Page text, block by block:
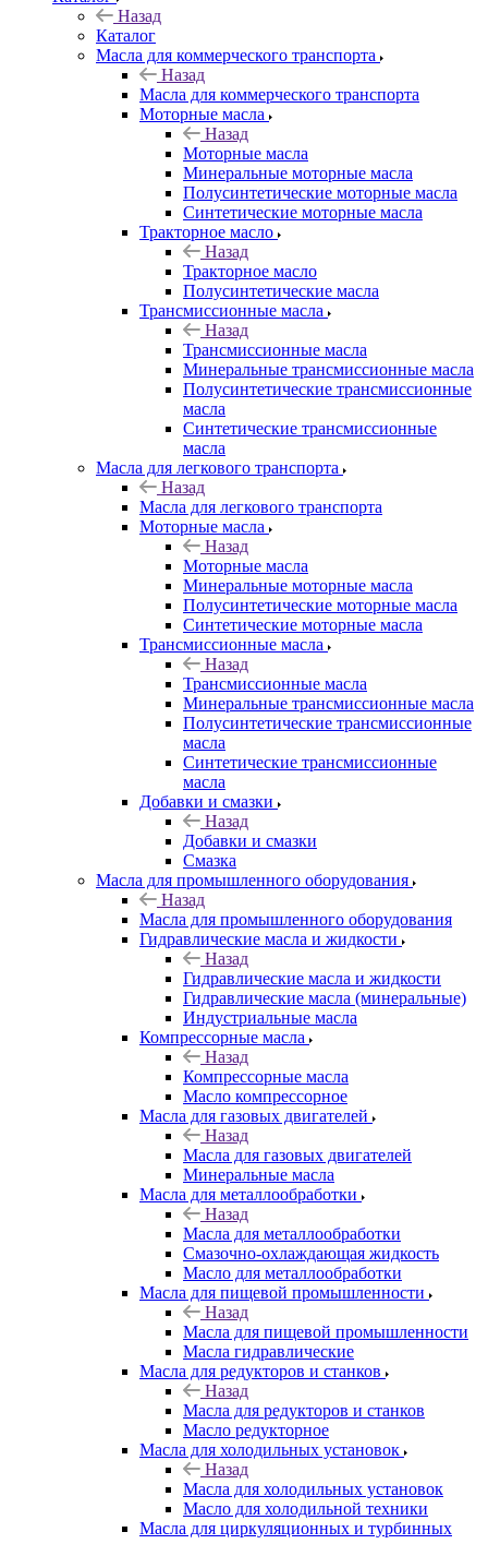
Назад
Каталог
Масла для коммерческого транспорта
Назад
Масла для коммерческого транспорта
Моторные масла
Назад
Моторные масла
Минеральные моторные масла
Полусинтетические моторные масла
Синтетические моторные масла
Тракторное масло
Назад
Тракторное масло
Полусинтетические масла
Трансмиссионные масла
Назад
Трансмиссионные масла
Минеральные трансмиссионные масла
Полусинтетические трансмиссионные
масла
Синтетические трансмиссионные
масла
Масла для легкового транспорта
Назад
Масла для легкового транспорта
Моторные масла
Назад
Моторные масла
Минеральные моторные масла
Полусинтетические моторные масла
Синтетические моторные масла
Трансмиссионные масла
Назад
Трансмиссионные масла
Минеральные трансмиссионные масла
Полусинтетические трансмиссионные
масла
Синтетические трансмиссионные
масла
Добавки и смазки
Назад
Добавки и смазки
Смазка
Масла для промышленного оборудования
Назад
Масла для промышленного оборудования
Гидравлические масла и жидкости
Назад
Гидравлические масла и жидкости
Гидравлические масла (минеральные)
Индустриальные масла
Компрессорные масла
Назад
Компрессорные масла
Масло компрессорное
Масла для газовых двигателей
Назад
Масла для газовых двигателей
Минеральные масла
Масла для металлообработки
Назад
Масла для металлообработки
Смазочно-охлаждающая жидкость
Масло для металлообработки
Масла для пищевой промышленности
Назад
Масла для пищевой промышленности
Масла гидравлические
Масла для редукторов и станков
Назад
Масла для редукторов и станков
Масло редукторное
Масла для холодильных установок
Назад
Масла для холодильных установок
Масло для холодильной техники
Масла для циркуляционных и турбинных